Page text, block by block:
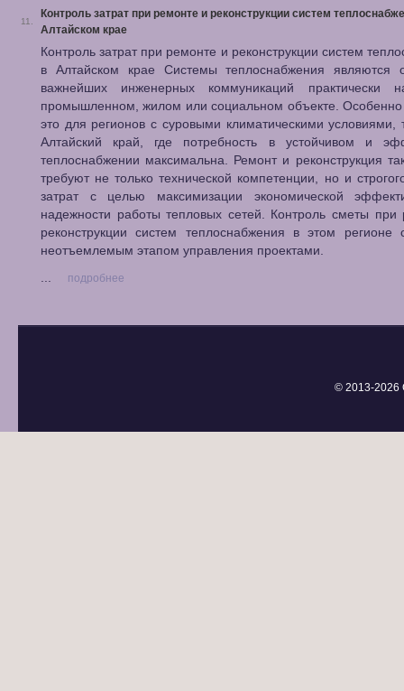
11.
Контроль затрат при ремонте и реконструкции систем
Алтайском крае
Контроль затрат при ремонте и реконструкции систем
в Алтайском крае Системы теплоснабжения являются
важнейших инженерных коммуникаций практически
промышленном, жилом или социальном объекте. Особенно
это для регионов с суровыми климатическими условиями,
Алтайский край, где потребность в устойчивом и
теплоснабжении максимальна. Ремонт и реконструкция
требуют не только технической компетенции, но и
затрат с целью максимизации экономической
надежности работы тепловых сетей. Контроль сметы при
реконструкции систем теплоснабжения в этом регионе
неотъемлемым этапом управления проектами.
...
подробнее
© 2013-2026